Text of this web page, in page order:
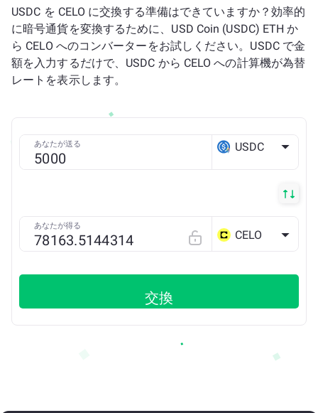
USDC を CELO に交換する準備はできていますか？効率的
に暗号通貨を変換するために、USD Coin (USDC) ETH か
ら CELO へのコンバーターをお試しください。USDC で金
額を入力するだけで、USDC から CELO への計算機が為替
レートを表示します。
あなたが送る USDC
あなたが得る
CELO
交換